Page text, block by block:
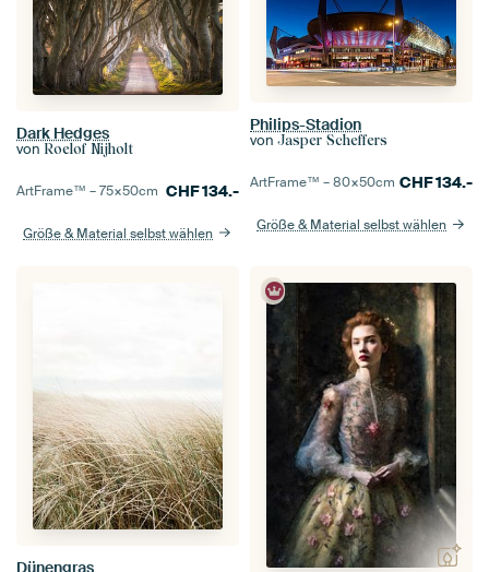
Dark Hedges
von Roelof Nijholt
ArtFrame™ –75×50cm CHF134.-
Größe & Material selbst wählen
Philips-Stadion
von Jasper Scheffers
ArtFrame™ –80×50cm CHF134.-
Größe & Material selbst wählen
Dünengras